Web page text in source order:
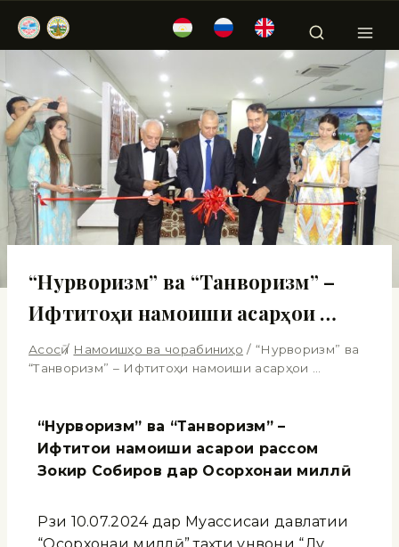
“Нурворизм” ва “Танворизм” –
Ифтитоҳи намоиши асарҳои …
Асосӣ / Намоишҳо ва чорабиниҳо / “Нурворизм” ва
“Танворизм” – Ифтитоҳи намоиши асарҳои …
“Нурворизм” ва “Танворизм” –
Ифтитоҳи намоиши асарҳои рассом
Зокир Собиров дар Осорхонаи миллӣ
Рӯзи 10.07.2024 дар Муассисаи давлатии